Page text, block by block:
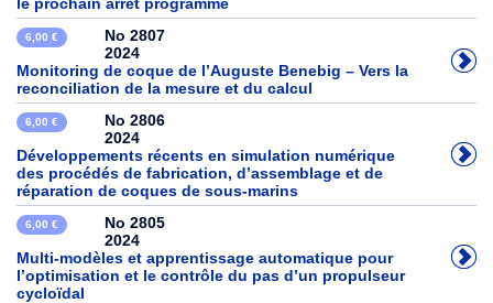
6,00 €
No 2807
2024
Monitoring de coque de l’Auguste Benebig – Vers la
reconciliation de la mesure et du calcul
6,00 €
No 2806
2024
Développements récents en simulation numérique
des procédés de fabrication, d’assemblage et de
réparation de coques de sous-marins
6,00 €
No 2805
2024
Multi-modèles et apprentissage automatique pour
l’optimisation et le contrôle du pas d’un propulseur
cycloïdal